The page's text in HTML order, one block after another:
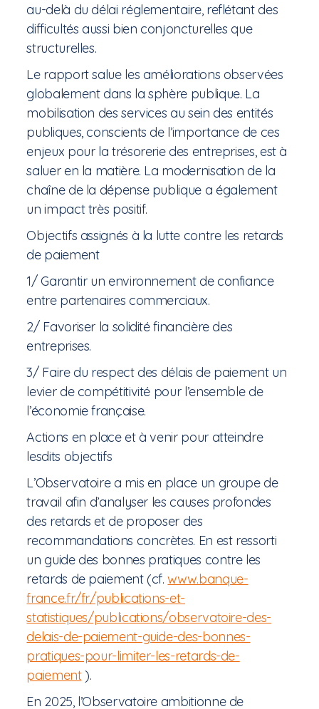
au-delà du délai réglementaire, reflétant des
difficultés aussi bien conjoncturelles que
structurelles.
Le rapport salue les améliorations observées
globalement dans la sphère publique. La
mobilisation des services au sein des entités
publiques, conscients de l’importance de ces
enjeux pour la trésorerie des entreprises, est à
saluer en la matière. La modernisation de la
chaîne de la dépense publique a également
un impact très positif.
Objectifs assignés à la lutte contre les retards
de paiement
1/ Garantir un environnement de confiance
entre partenaires commerciaux.
2/ Favoriser la solidité financière des
entreprises.
3/ Faire du respect des délais de paiement un
levier de compétitivité pour l’ensemble de
l’économie française.
Actions en place et à venir pour atteindre
lesdits objectifs
L’Observatoire a mis en place un groupe de
travail afin d’analyser les causes profondes
des retards et de proposer des
recommandations concrètes. En est ressorti
un guide des bonnes pratiques contre les
retards de paiement (cf.www.banque-
france.fr/fr/publications-et-
statistiques/publications/observatoire-des-
delais-de-paiement-guide-des-bonnes-
pratiques-pour-limiter-les-retards-de-
paiement).
En 2025, l’Observatoire ambitionne de